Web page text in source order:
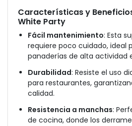
Características y
White Party
Fácil mantenimiento: Esta
requiere poco cuidado, ideal
panaderías de alta actividad
Durabilidad: Resiste el uso
para restaurantes,
calidad.
Resistencia a manchas:
de cocina, donde los